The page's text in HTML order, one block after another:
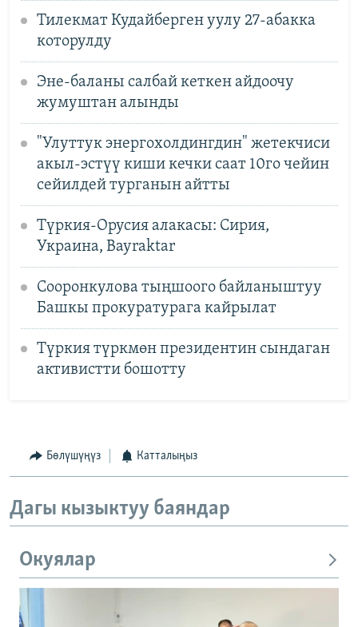
Тилекмат Кудайберген уулу 27-абакка
которулду
Эне-баланы салбай кеткен айдоочу
жумуштан алынды
"Улуттук энергохолдингдин" жетекчиси
акыл-эстүү киши кечки саат 10го чейин
сейилдей турганын айтты
Түркия-Орусия алакасы: Сирия,
Украина, Bayraktar
Сооронкулова тыңшоого байланыштуу
Башкы прокуратурага кайрылат
Түркия түркмөн президентин сындаган
активистти бошотту
Бөлүшүңүз Катталыңыз
Дагы кызыктуу баяндар
Окуялар